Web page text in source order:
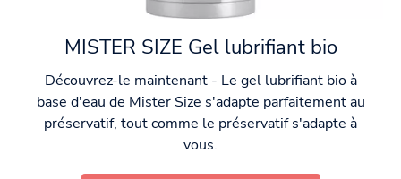
MISTER SIZE Gel lubrifiant bio
Découvrez-le maintenant - Le gel lubrifiant bio à
base d'eau de Mister Size s'adapte parfaitement au
préservatif, tout comme le préservatif s'adapte à
vous.